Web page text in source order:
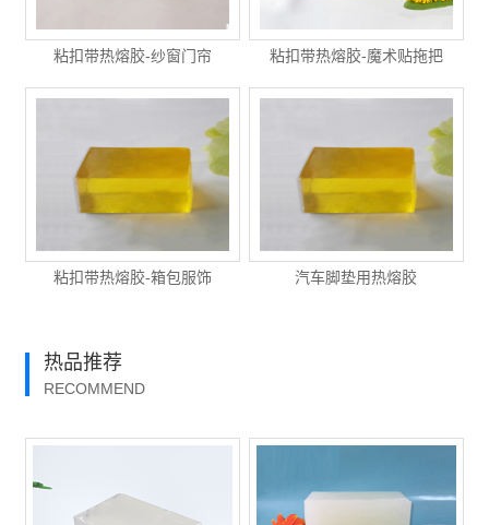
粘扣带热熔胶-纱窗门帘 粘扣带热熔胶-魔术贴拖把
粘扣带热熔胶-箱包服饰 汽车脚垫用热熔胶
热品推荐
RECOMMEND